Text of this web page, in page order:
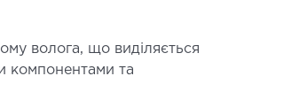
волога, що виділяється
компонентами та